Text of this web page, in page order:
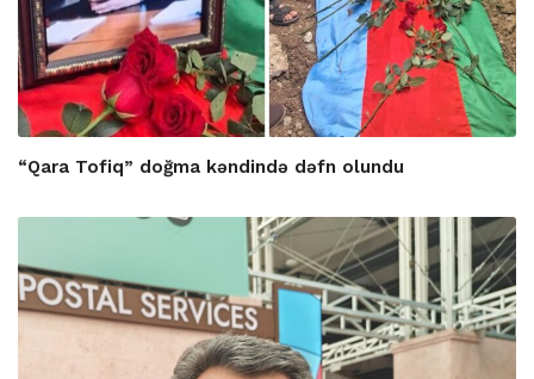
“Qara Tofiq” doğma kəndində dəfn olundu